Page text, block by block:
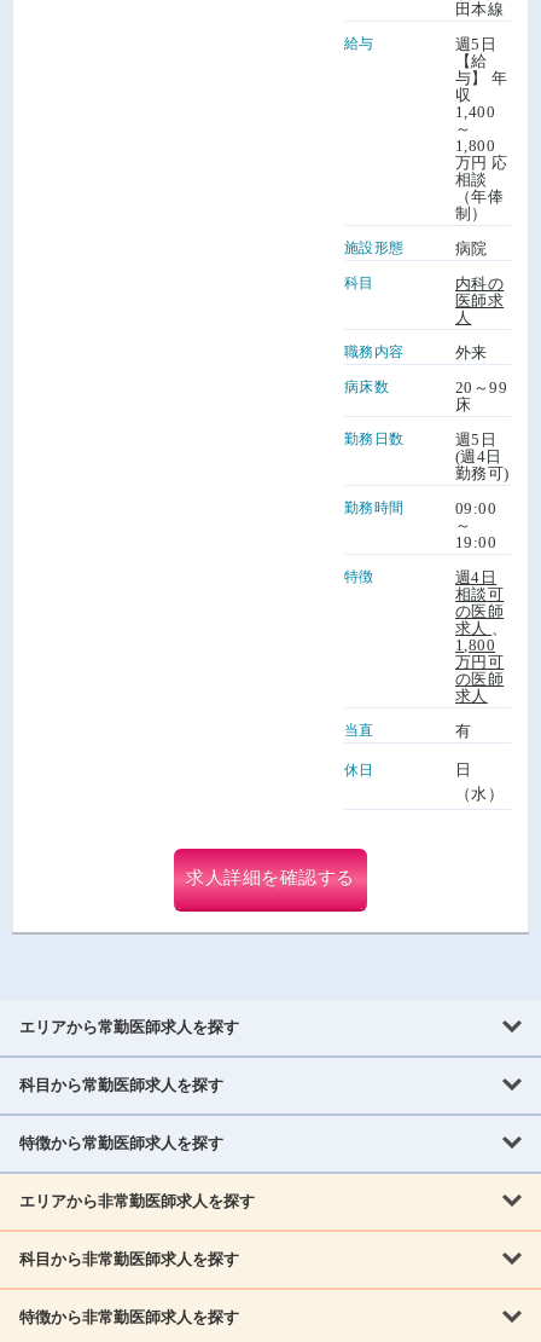
田本線
給与
週5日
【給
与】 年
収
1,400
～
1,800
万円 応
相談
（年俸
制）
施設形態 病院
科目
内科の
医師求
人
職務内容 外来
病床数
20～99
床
勤務日数
週5日
(週4日
勤務可)
勤務時間
09:00
～
19:00
特徴
週4日
相談可
の医師
求人
1,800
万円可
の医師
求人
当直 有
休日
日
（水）
求人詳細を確認する
エリアから常勤医師求人を探す
北海道・東北
北海道 青森県 岩手県
茨城県 栃木県 群馬県
神奈川県 山梨県
科目から常勤医師求人を探す
内科系
消化器科 呼吸器科
リウマチ科 外科 消化器外科
特徴から常勤医師求人を探す
救急対応なし 女性医師歓迎
施設長募集 年齢不問 外来のみ
エリアから非常勤医師求人を探す
北海道・東北
北海道 青森県 岩手県
科目から非常勤医師求人を探す
内科系
特徴から非常勤医師求人を探す